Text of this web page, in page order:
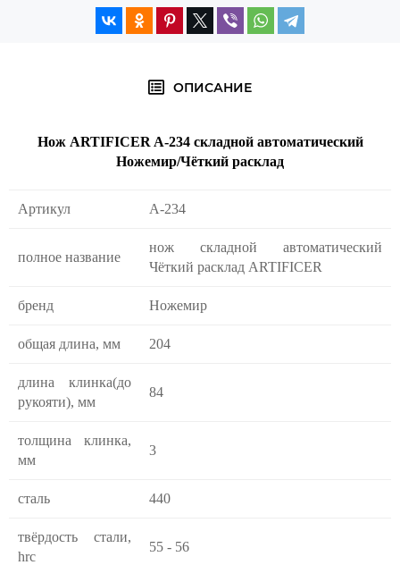
ОПИСАНИЕ
Нож ARTIFICER A-234 складной автоматический
Ножемир/Чёткий расклад
Артикул A-234
полное название
нож складной автоматический
Чёткий расклад ARTIFICER
бренд Ножемир
общая длина, мм 204
длина клинка(до
рукояти), мм
84
толщина клинка,
мм
3
сталь 440
твёрдость стали,
hrc
55 - 56